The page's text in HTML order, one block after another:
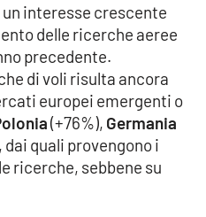
interesse crescente
delle ricerche aeree
precedente.
di voli risulta ancora
europei emergenti o
(+76%), Germania
dai quali provengono i
ricerche, sebbene su